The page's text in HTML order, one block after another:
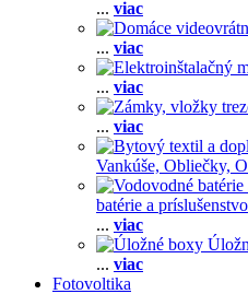
... viac
... viac
... viac
... viac
Vankúše, Obliečky,
batérie a príslušenstvo
... viac
... viac
Fotovoltika